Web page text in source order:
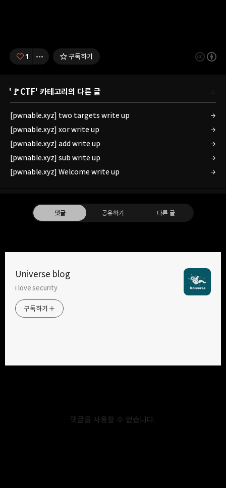
1 구독하기
' 🚩CTF' 카테고리의 다른 글
[pwnable.xyz] two targets write up
[pwnable.xyz] xor write up
[pwnable.xyz] add write up
[pwnable.xyz] sub write up
[pwnable.xyz] Welcome write up
댓글 공유하기 다른 글
Universe blog
i love security
구독하기
댓글을 사용할 수 없습니다.
트위터
아래 처럼 유저에게 name, nationality, age를 입력받는 것을 볼 수